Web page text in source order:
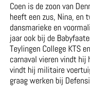
Coen is de zoon van
heeft een zus, Nina, en
dansmarieke en
jaar ook bij de
Teylingen College KTS
carnaval vieren vindt
vindt hij militaire
graag werken bij